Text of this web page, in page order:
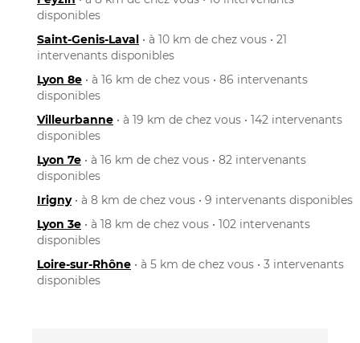
disponibles
Saint-Genis-Laval • à 10 km de chez vous • 21
intervenants disponibles
Lyon 8e • à 16 km de chez vous • 86 intervenants
disponibles
Villeurbanne • à 19 km de chez vous • 142 intervenants
disponibles
Lyon 7e • à 16 km de chez vous • 82 intervenants
disponibles
Irigny• à 8 km de chez vous • 9 intervenants disponibles
Lyon 3e • à 18 km de chez vous • 102 intervenants
disponibles
Loire-sur-Rhône • à 5 km de chez vous • 3 intervenants
disponibles